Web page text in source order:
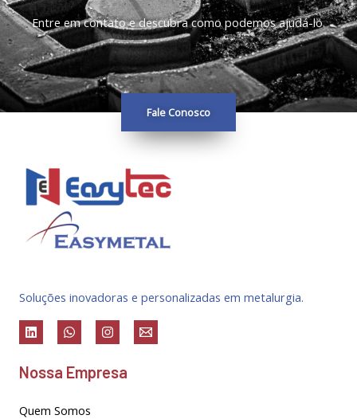
Entre em contato e descubra como podemos ajudá-lo.
Fale Conosco
Soluções inovadoras e personalizadas em metalurgia.
Nossa Empresa
Quem Somos